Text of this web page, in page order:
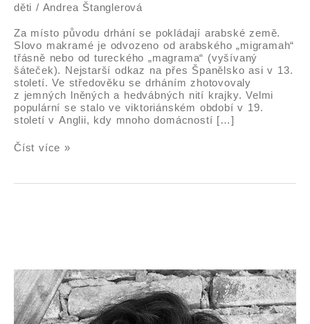
děti / Andrea Štanglerová
Za místo původu drhání se pokládají arabské země.
Slovo makramé je odvozeno od arabského „migramah“
třásně nebo od tureckého „magrama“ (vyšívaný
šáteček). Nejstarší odkaz na přes Španělsko asi v 13.
století. Ve středověku se drháním zhotovovaly
z jemných lněných a hedvábných nití krajky. Velmi
populární se stalo ve viktoriánském období v 19.
století v Anglii, kdy mnoho domácností […]
Číst více »